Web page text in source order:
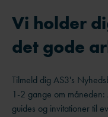
Vi holder
det gode
Tilmeld dig AS3's
1-2 gange om
guides og invitationer til